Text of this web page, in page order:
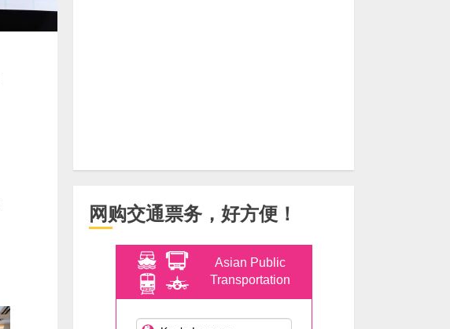
网购交通票务，好方便！
Asian Public
Transportation